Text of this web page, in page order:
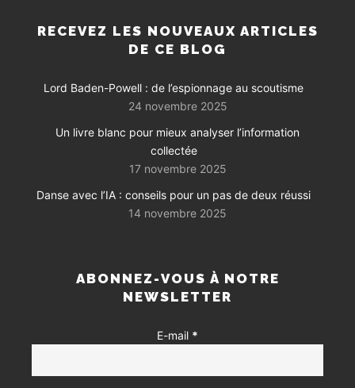
RECEVEZ LES NOUVEAUX ARTICLES
DE CE BLOG
Lord Baden-Powell : de l’espionnage au scoutisme
24 novembre 2025
Un livre blanc pour mieux analyser l’information
collectée
17 novembre 2025
Danse avec l’IA : conseils pour un pas de deux réussi
14 novembre 2025
ABONNEZ-VOUS À NOTRE
NEWSLETTER
E-mail *